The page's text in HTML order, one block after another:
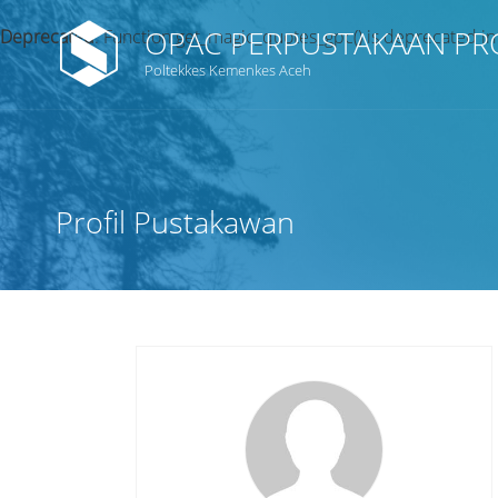
Deprecated: Function get_magic_quotes_gpc() is deprecated
OPAC PERPUSTAKAAN
Poltekkes Kemenkes Aceh
Profil Pustakawan
Pencarian